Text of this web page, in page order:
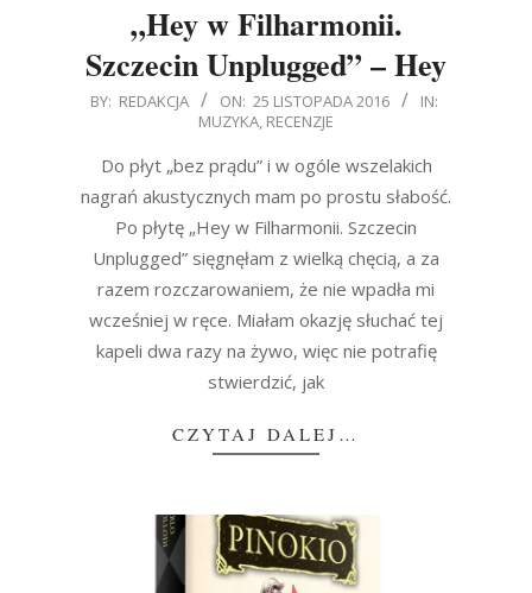
„Hey w Filharmonii.
Szczecin Unplugged” – Hey
2016-
BY: REDAKCJA ON: 25 LISTOPADA 2016
IN:
MUZYKA, RECENZJE
Do płyt „bez prądu” i w ogóle wszelakich
nagrań akustycznych mam po prostu słabość.
Po płytę „Hey w Filharmonii. Szczecin
Unplugged” sięgnęłam z wielką chęcią, a za
razem rozczarowaniem, że nie wpadła mi
wcześniej w ręce. Miałam okazję słuchać tej
kapeli dwa razy na żywo, więc nie potrafię
stwierdzić, jak
CZYTAJ DALEJ…